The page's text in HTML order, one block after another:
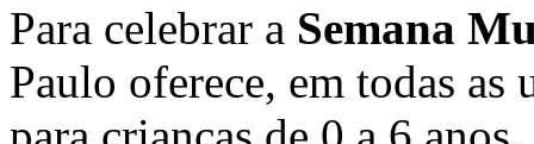
Para celebrar a Semana
Paulo oferece, em todas as